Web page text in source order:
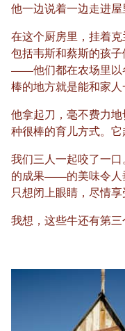
他一边说着一边走进屋
在这个厨房里，挂着克
包括韦斯和蔡斯的孩
——他们都在农场里以
棒的地方就是能和家人
他拿起刀，毫不费力
种很棒的育儿方式。
我们三人一起咬了一
的成果——的美味令人
只想闭上眼睛，尽情享
我想，这些牛还有第三